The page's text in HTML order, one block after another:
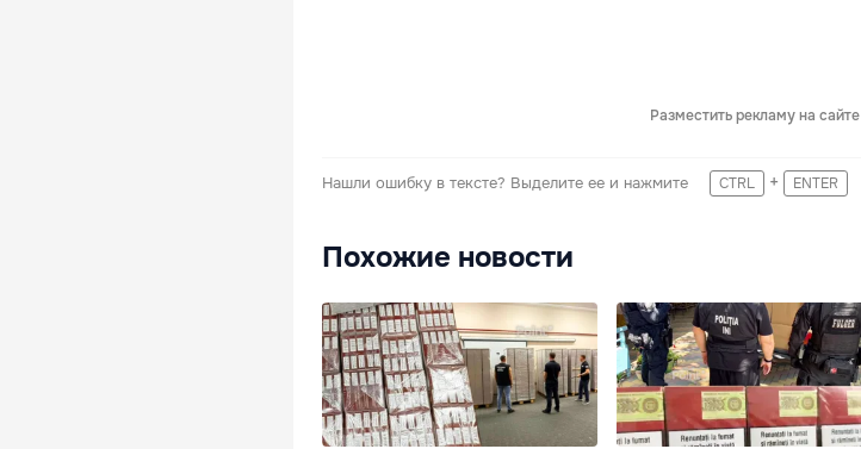
Разместить рекламу на сайте
Нашли ошибку в тексте? Выделите ее и нажмите CTRL + ENTER
Похожие новости